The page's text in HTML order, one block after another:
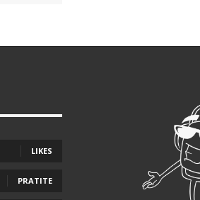
LIKES
PRATITE